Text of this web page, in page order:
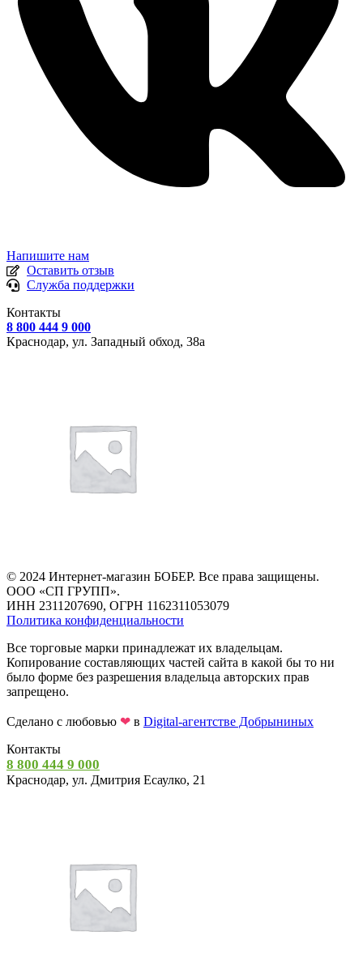
Напишите нам
Оставить отзыв
Служба поддержки
Контакты
8 800 444 9 000
Краснодар, ул. Западный обход, 38а
© 2024 Интернет-магазин БОБЕР. Все права защищены.
ООО «СП ГРУПП».
ИНН 2311207690, ОГРН 1162311053079
Политика конфиденциальности
Все торговые марки принадлежат их владельцам.
Копирование составляющих частей сайта в какой бы то ни
было форме без разрешения владельца авторских прав
запрещено.
Сделано с любовью ❤ в Digital-агентстве Добрыниных
Контакты
8 800 444 9 000
Краснодар, ул. Дмитрия Есаулко, 21